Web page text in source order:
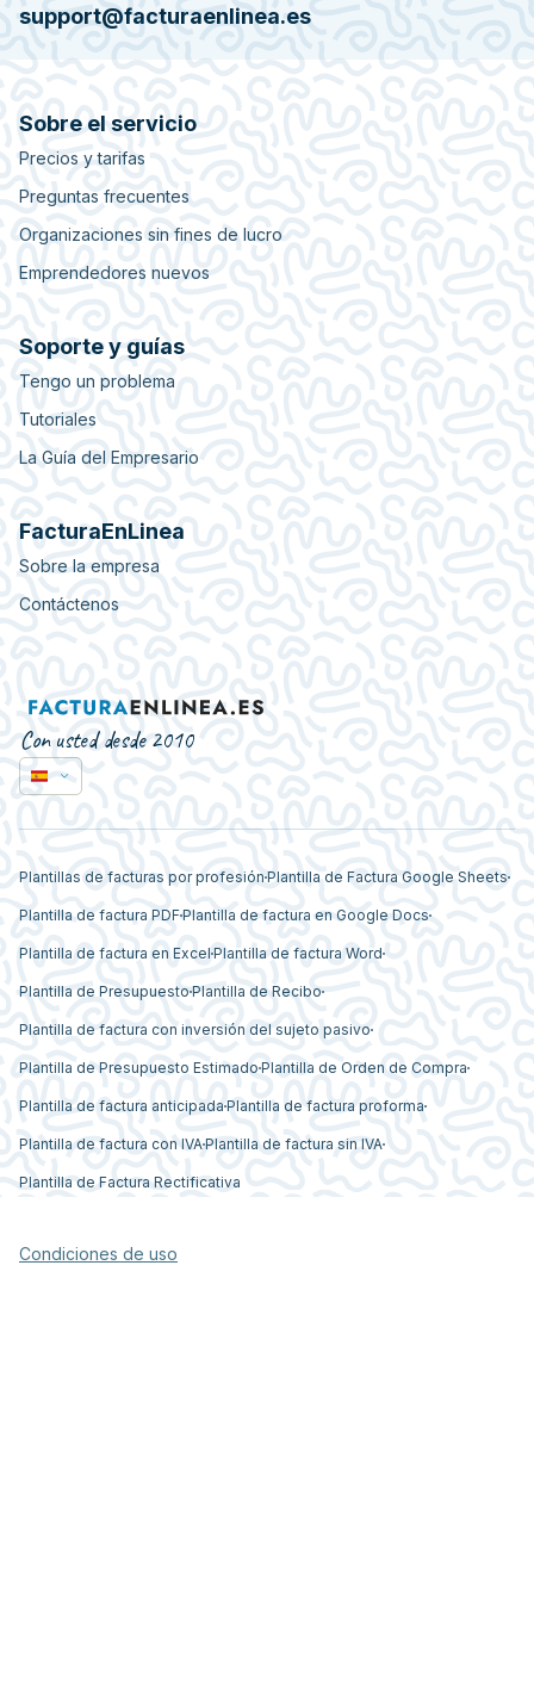
support@facturaenlinea.es
Sobre el servicio
Precios y tarifas
Preguntas frecuentes
Organizaciones sin fines de lucro
Emprendedores nuevos
Soporte y guías
Tengo un problema
Tutoriales
La Guía del Empresario
FacturaEnLinea
Sobre la empresa
Contáctenos
Con usted desde 2010
Plantillas de facturas por profesión Plantilla de Factura Google Sheets
Plantilla de factura PDF Plantilla de factura en Google Docs
Plantilla de factura en Excel Plantilla de factura Word
Plantilla de Presupuesto Plantilla de Recibo
Plantilla de factura con inversión del sujeto pasivo
Plantilla de Presupuesto Estimado Plantilla de Orden de Compra
Plantilla de factura anticipada Plantilla de factura proforma
Plantilla de factura con IVA Plantilla de factura sin IVA
Plantilla de Factura Rectificativa
Condiciones de uso